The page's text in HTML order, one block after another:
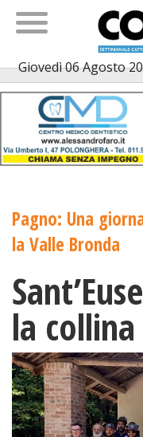
Giovedì 06 Agosto
Pagno: Una
la Valle Bronda
la